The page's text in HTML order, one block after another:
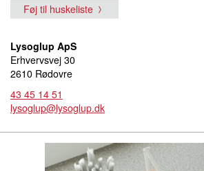
Føj til huskeliste
Lysoglup ApS
Erhvervsvej 30
2610 Rødovre
43 45 14 51
lysoglup@lysoglup.dk